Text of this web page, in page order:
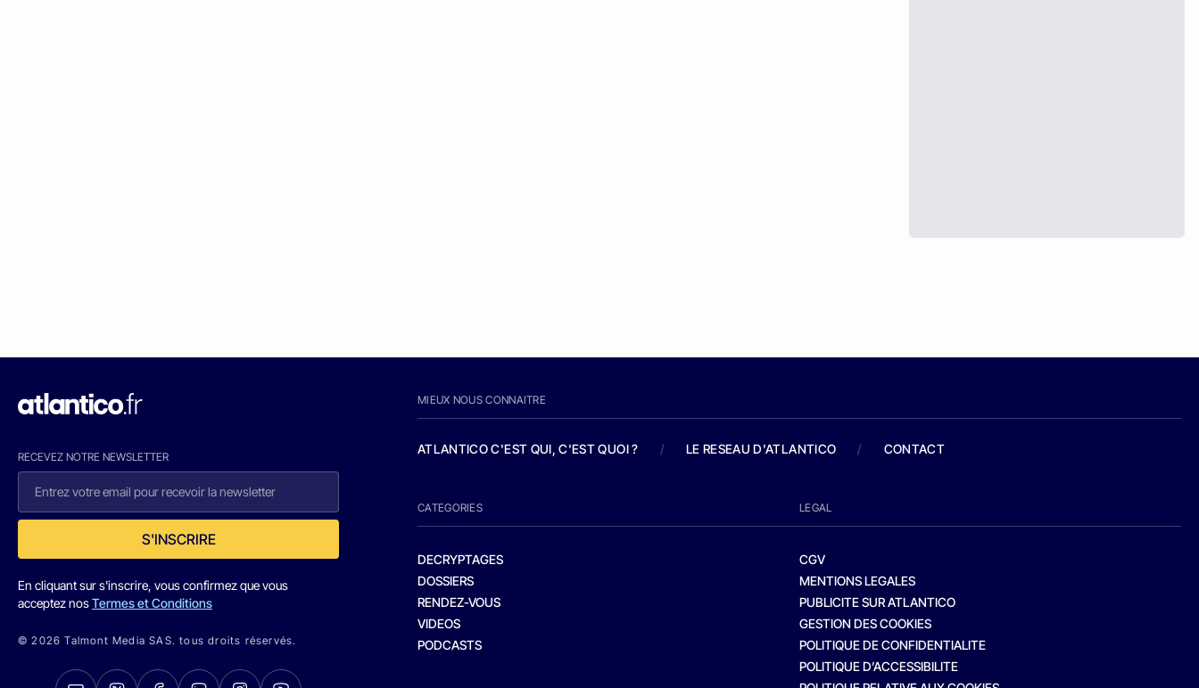
RECEVEZ NOTRE NEWSLETTER
S'INSCRIRE
En cliquant sur s'inscrire, vous confirmez que vous
acceptez nosTermes et Conditions
© 2026 Talmont Media SAS. tous droits réservés.
MIEUX NOUS CONNAITRE
ATLANTICO C'EST QUI, C'EST QUOI ? / LE RESEAU D'ATLANTICO / CONTACT
CATEGORIES
DECRYPTAGES
DOSSIERS
RENDEZ-VOUS
VIDEOS
PODCASTS
LEGAL
CGV
MENTIONS LEGALES
PUBLICITE SUR ATLANTICO
GESTION DES COOKIES
POLITIQUE DE CONFIDENTIALITE
POLITIQUE D’ACCESSIBILITE